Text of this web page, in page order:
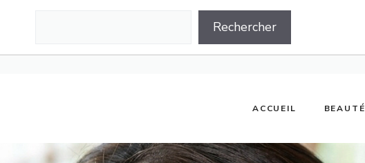
Rechercher
ACCUEIL BEAUTÉ